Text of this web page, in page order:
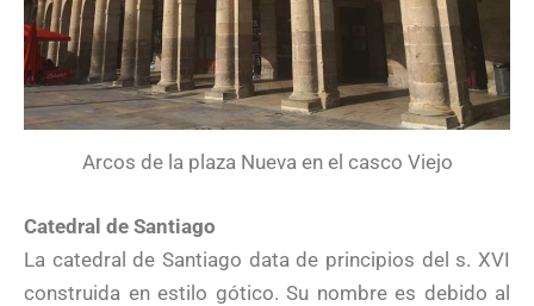
Arcos de la plaza Nueva en el casco Viejo
Catedral de Santiago
La catedral de Santiago data de principios del s. XVI
construida en estilo gótico. Su nombre es debido al